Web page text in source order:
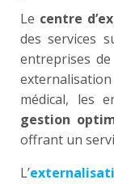
Le centre
des services
entreprises
médical, les
gestion
offrant un
L’